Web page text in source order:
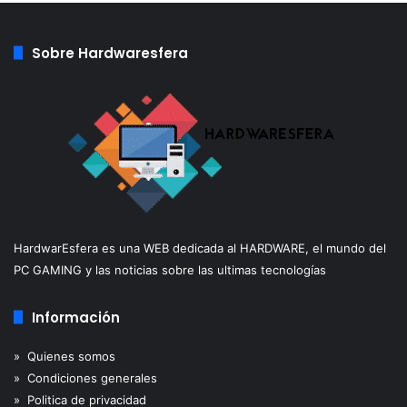
Sobre Hardwaresfera
HardwarEsfera es una WEB dedicada al HARDWARE, el mundo del
PC GAMING y las noticias sobre las ultimas tecnologías
Información
» Quienes somos
» Condiciones generales
» Politica de privacidad